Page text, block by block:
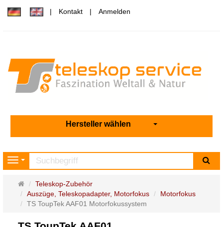
Kontakt Anmelden
Hersteller wählen
Navigation
Startseite
Teleskop-Zubehör
Auszüge, Teleskopadapter, Motorfokus
Motorfokus
TS ToupTek AAF01 Motorfokussystem